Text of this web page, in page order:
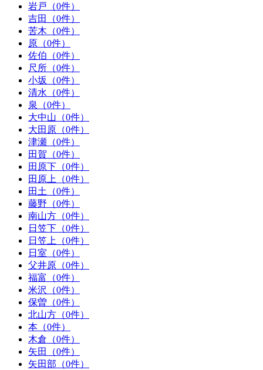
岩戸（0件）
吉田（0件）
苦木（0件）
原（0件）
佐伯（0件）
尺所（0件）
小坂（0件）
清水（0件）
泉（0件）
大中山（0件）
大田原（0件）
津瀬（0件）
田賀（0件）
田原下（0件）
田原上（0件）
田土（0件）
藤野（0件）
南山方（0件）
日笠下（0件）
日笠上（0件）
日室（0件）
父井原（0件）
福富（0件）
米沢（0件）
保曽（0件）
北山方（0件）
本（0件）
木倉（0件）
矢田（0件）
矢田部（0件）